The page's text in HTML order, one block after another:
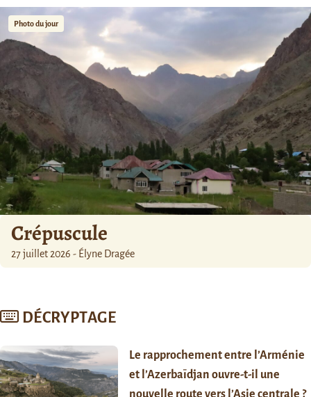
Photo du jour
Crépuscule
27 juillet 2026 - Élyne Dragée
DÉCRYPTAGE
Le rapprochement entre l’Arménie
et l’Azerbaïdjan ouvre-t-il une
nouvelle route vers l’Asie centrale ?